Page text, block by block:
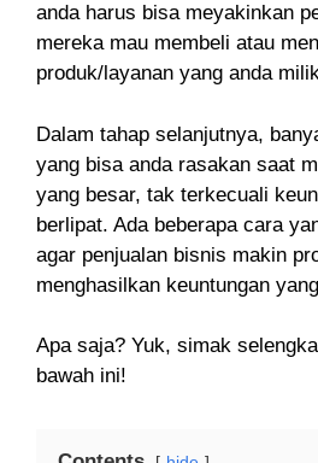
anda harus bisa meyakinkan
mereka mau membeli atau
produk/layanan yang anda
Dalam tahap selanjutnya,
yang bisa anda rasakan saat
yang besar, tak terkecuali
berlipat. Ada beberapa cara
agar penjualan bisnis makin
menghasilkan keuntungan
Apa saja? Yuk, simak
bawah ini!